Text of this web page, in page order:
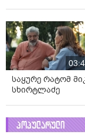
საყურე რატომ
სხირტლაძე
პოპულარული